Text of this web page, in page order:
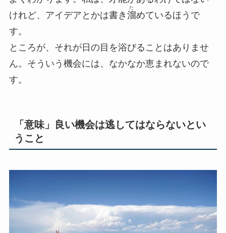
けれど、アイデアとかは書き 溜
た
めているほうで
す。
ところが、それが日の目を浴びることはありませ
ん。そういう機会には、なかなか恵まれないので
す。
「意味」良い機会は逃してはならないとい
うこと